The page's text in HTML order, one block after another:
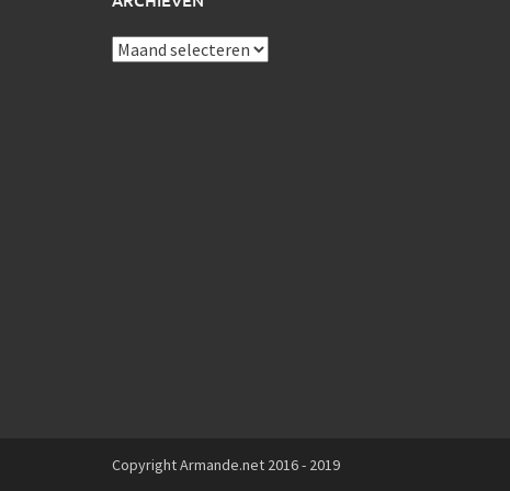
Archieven
Copyright Armande.net 2016 - 2019